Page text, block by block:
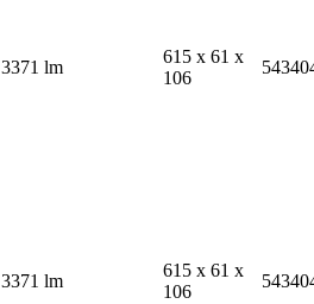
3371 lm
615 x 61 x
106
3371 lm
615 x 61 x
106